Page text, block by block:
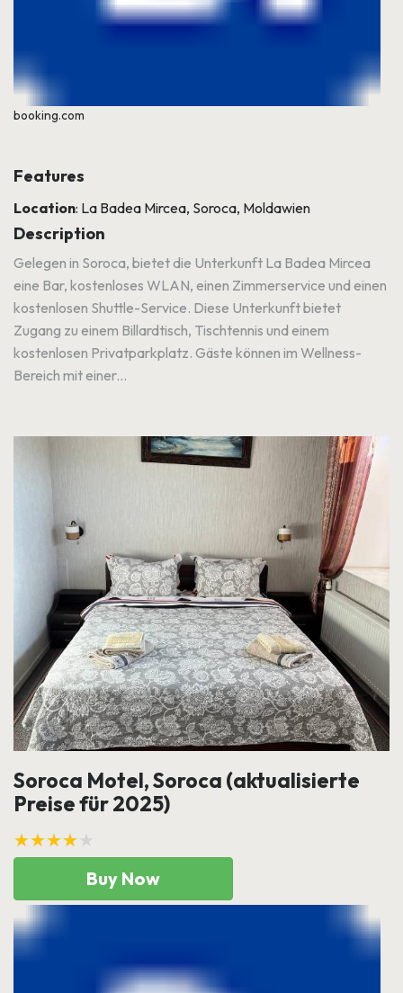
booking.com
Features
Location: La Badea Mircea, Soroca, Moldawien
Description
Gelegen in Soroca, bietet die Unterkunft La Badea Mircea
eine Bar, kostenloses WLAN, einen Zimmerservice und einen
kostenlosen Shuttle-Service. Diese Unterkunft bietet
Zugang zu einem Billardtisch, Tischtennis und einem
kostenlosen Privatparkplatz. Gäste können im Wellness-
Bereich mit einer...
Soroca Motel, Soroca (aktualisierte
Preise für 2025)
★★★★★
Buy Now